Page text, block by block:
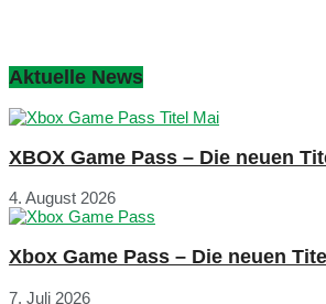
Aktuelle News
XBOX Game Pass – Die neuen
4. August 2026
Xbox Game Pass – Die neuen
7. Juli 2026